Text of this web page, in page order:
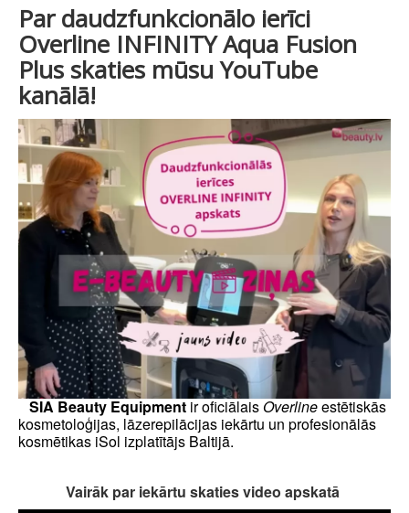
Par daudzfunkcionālo ierīci
Overline INFINITY Aqua Fusion
Plus skaties mūsu YouTube
kanālā!
SIA Beauty Equipment ir oficiālaisOverlineestētiskās
kosmetoloģijas, lāzerepilācijas iekārtu un profesionālās
kosmētikas iSol izplatītājs Baltijā.
Vairāk par iekārtu skaties video apskatā